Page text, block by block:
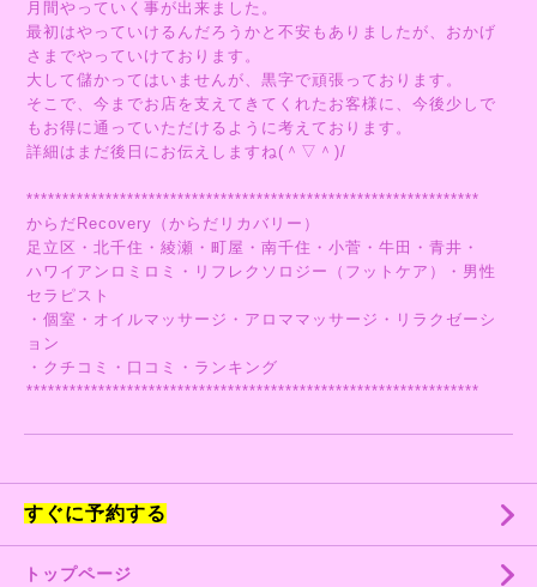
月間やっていく事が出来ました。
最初はやっていけるんだろうかと不安もありましたが、おかげ
さまでやっていけております。
大して儲かってはいませんが、黒字で頑張っております。
そこで、今までお店を支えてきてくれたお客様に、今後少しで
もお得に通っていただけるように考えております。
詳細はまだ後日にお伝えしますね(＾▽＾)/
***************************************************************
からだRecovery（からだリカバリー）
足立区・北千住・綾瀬・町屋・南千住・小菅・牛田・青井・
ハワイアンロミロミ・リフレクソロジー（フットケア）・男性
セラピスト
・個室・オイルマッサージ・アロママッサージ・リラクゼーシ
ョン
・クチコミ・口コミ・ランキング
***************************************************************
すぐに予約する
トップページ